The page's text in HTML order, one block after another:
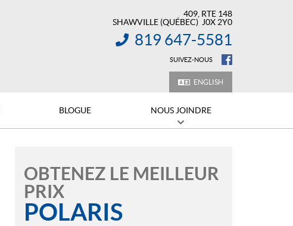
409, RTE 148
SHAWVILLE (QUÉBEC) J0X 2Y0
INFORMATION :
819 647-5581
SUIVEZ-NOUS
ENGLISH
BLOGUE NOUS JOINDRE
OBTENEZ LE MEILLEUR
PRIX
POLARIS